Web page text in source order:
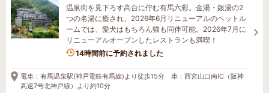
温泉街を見下ろす高台に佇む有馬六彩。金湯・銀湯の2
つの名湯に癒され、2026年6月リニューアルのペットル
ームでは、愛犬はもちろん猫も同伴可能。2026年7月に
リニューアルオープンしたレストランも満喫！
14時間前に予約されました
電車：有馬温泉駅(神戸電鉄有馬線)より徒歩15分 車：西宮山口南IC（阪神
高速7号北神戸線）より約10分